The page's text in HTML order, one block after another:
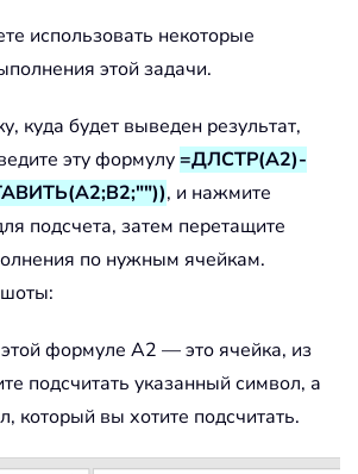
использовать некоторые
этой задачи.
куда будет выведен результат,
эту формулу=ДЛСТР(A2)-
, и нажмите
подсчета, затем перетащите
по нужным ячейкам.
формуле A2 — это ячейка, из
подсчитать указанный символ, а
который вы хотите подсчитать.